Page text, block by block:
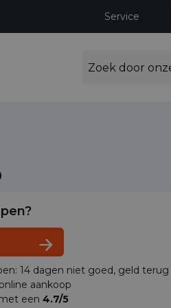
Service
14 dagen niet goed, geld terug
aankoop
een 4.7/5